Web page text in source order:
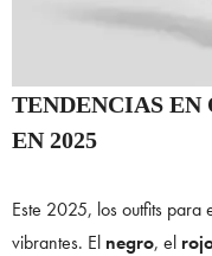
TENDENCIAS EN
EN 2025
Este 2025, los outfits para
vibrantes. El negro, el